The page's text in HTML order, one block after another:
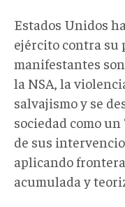
Estados Unidos
ejército contra su
manifestantes
la NSA, la
salvajismo y se
sociedad como
de sus
aplicando
acumulada y